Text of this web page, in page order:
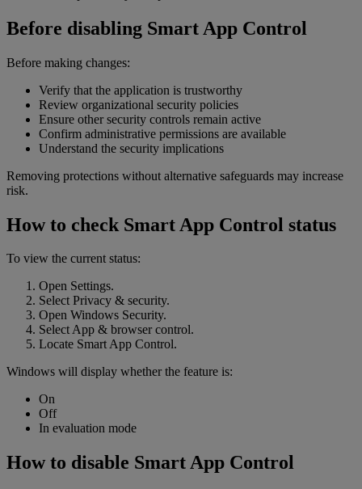
Before disabling Smart App Control
Before making changes:
Verify that the application is trustworthy
Review organizational security policies
Ensure other security controls remain active
Confirm administrative permissions are available
Understand the security implications
Removing protections without alternative safeguards may increase
risk.
How to check Smart App Control status
To view the current status:
Open Settings.
Select Privacy & security.
Open Windows Security.
Select App & browser control.
Locate Smart App Control.
Windows will display whether the feature is:
On
Off
In evaluation mode
How to disable Smart App Control